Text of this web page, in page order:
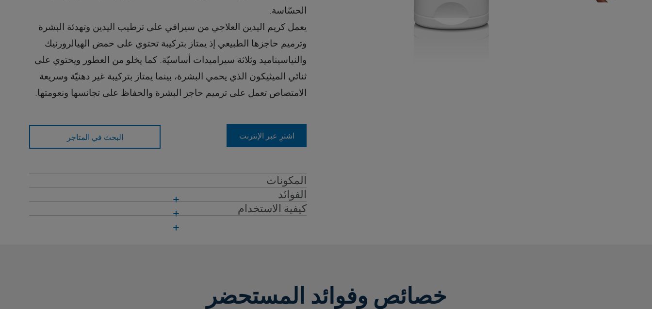
الحسّاسة.
يعمل كريم اليدين العلاجي من سيرافي على ترطيب اليدين وتهدئة البشرة
وترميم حاجزها الطبيعي إذ يمتاز بتركيبة تحتوي على حمض الهيالرورنيك
والنياسيناميد وثلاثة سيراميدات أساسيّة. كما يخلو من العطور ويحتوي على
ثنائي الميثيكون الذي يحمي البشرة، بينما يمتاز بتركيبة غير دهنيّة وسريعة
الامتصاص تعمل على ترميم حاجز البشرة والحفاظ على تجانسها ونعومتها.
اشترِ عبر الإنترنت البحث في المتاجر
المكونات
الفوائد
كيفية الاستخدام
خصائص وفوائد المستحضر